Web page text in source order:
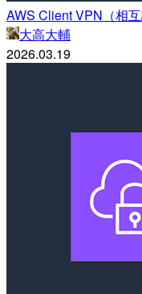
AWS Client VPN（相
大高大輔
2026.03.19